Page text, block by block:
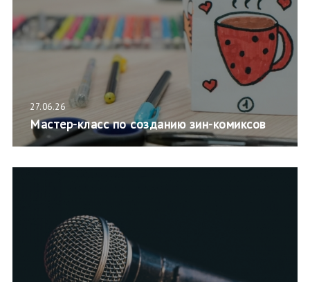
27.06.26
Мастер-класс по созданию зин-комиксов